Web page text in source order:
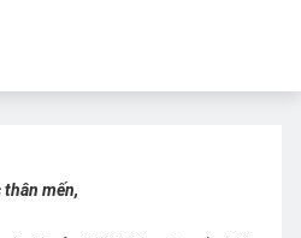
thân mến,